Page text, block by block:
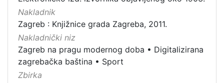
grafička građa
knjiga
dopisnica
fotografija
Nakladnik
Zagreb : Knjižnice grada Zagreba, 2011.
Nakladnički niz
Zagreb na pragu modernog doba • Digitalizirana
zagrebačka baština • Sport
Zbirka